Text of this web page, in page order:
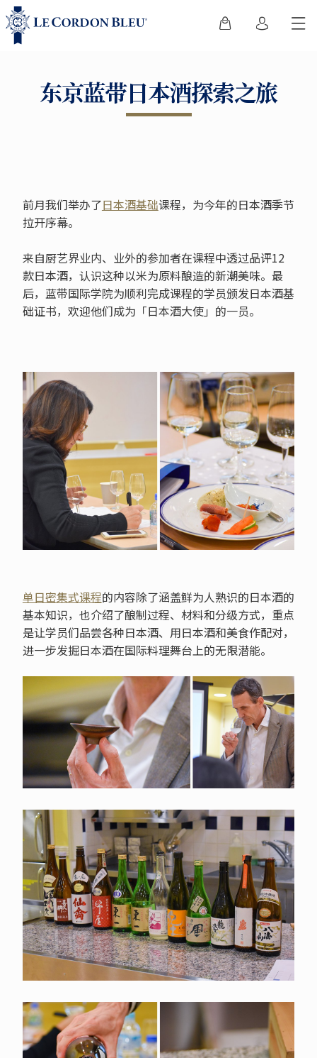
东京蓝带日本酒探索之旅
前月我们举办了日本酒基础课程，为今年的日本酒季节
拉开序幕。
来自厨艺界业内、业外的参加者在课程中透过品评12
款日本酒，认识这种以米为原料酿造的新潮美味。最
后，蓝带国际学院为顺利完成课程的学员颁发日本酒基
础证书，欢迎他们成为「日本酒大使」的一员。
单日密集式课程的内容除了涵盖鲜为人熟识的日本酒的
基本知识，也介绍了酿制过程、材料和分级方式，重点
是让学员们品尝各种日本酒、用日本酒和美食作配对，
进一步发掘日本酒在国际料理舞台上的无限潜能。